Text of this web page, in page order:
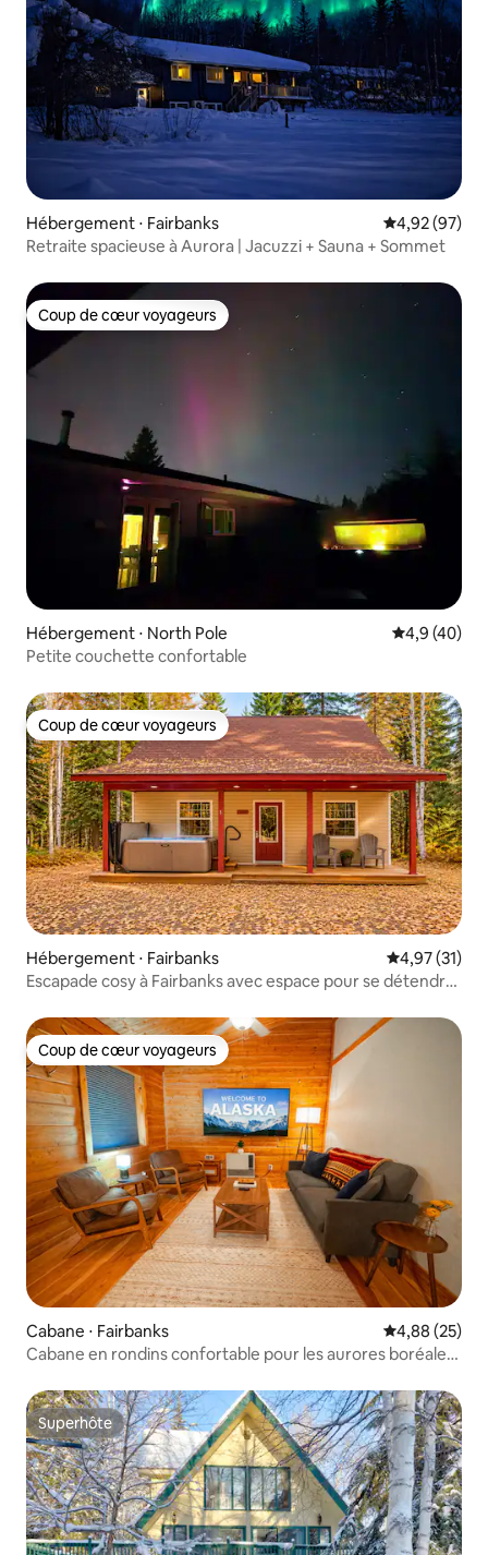
Hébergement ⋅ Fairbanks Évaluation
4,92 (97)
Retraite spacieuse à Aurora | Jacuzzi + Sauna + Sommet
Coup de cœur voyageurs
Coup de cœur voyageurs
Hébergement ⋅ North Pole Évaluation
4,9 (40)
Petite couchette confortable
Coup de cœur voyageurs
Coup de cœur voyageurs
Hébergement ⋅ Fairbanks Évaluation
4,97 (31)
Escapade cosy à Fairbanks avec espace pour se détendre
Coup de cœur voyageurs
Coup de cœur voyageurs
Cabane ⋅ Fairbanks Évaluation
4,88 (25)
Cabane en rondins confortable pour les aurores boréales |
Superhôte
Superhôte